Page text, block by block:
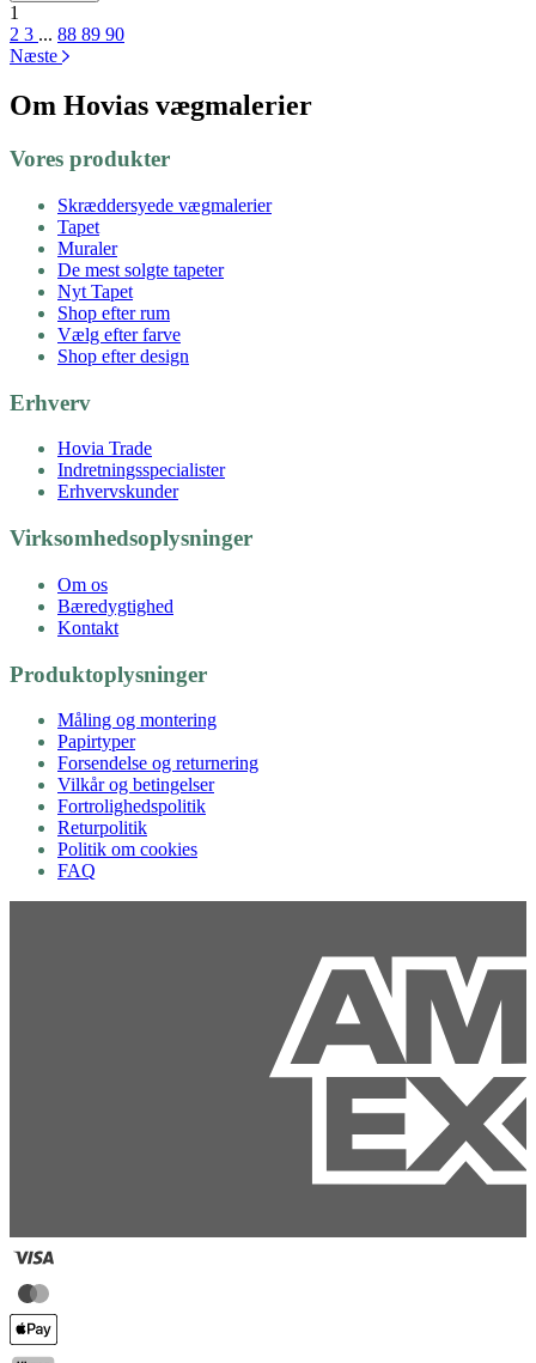
1
2 3 ... 88 89 90
Næste
Om Hovias vægmalerier
Vores produkter
Skræddersyede vægmalerier
Tapet
Muraler
De mest solgte tapeter
Nyt Tapet
Shop efter rum
Vælg efter farve
Shop efter design
Erhverv
Hovia Trade
Indretningsspecialister
Erhvervskunder
Virksomhedsoplysninger
Om os
Bæredygtighed
Kontakt
Produktoplysninger
Måling og montering
Papirtyper
Forsendelse og returnering
Vilkår og betingelser
Fortrolighedspolitik
Returpolitik
Politik om cookies
FAQ